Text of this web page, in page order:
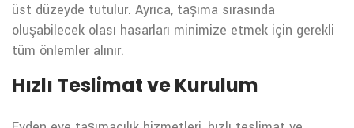
üst düzeyde tutulur. Ayrıca, taşıma sırasında
oluşabilecek olası hasarları minimize etmek için gerekli
tüm önlemler alınır.
Hızlı Teslimat ve Kurulum